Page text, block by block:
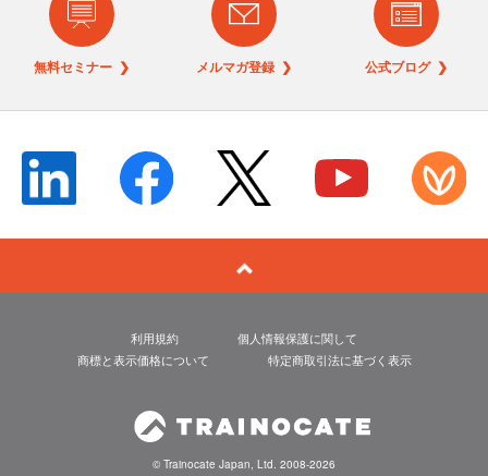
無料セミナー ❯ メルマガ登録 ❯ 公式ブログ ❯
利用規約
個人情報保護に関して
商標と表示価格について
特定商取引法に基づく表示
© Trainocate Japan, Ltd. 2008-2026